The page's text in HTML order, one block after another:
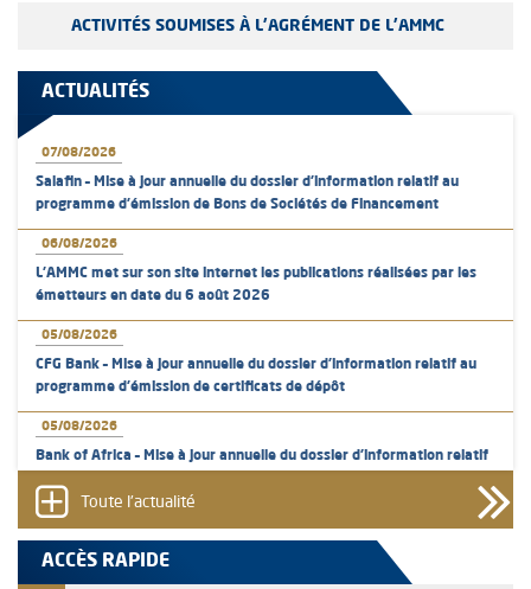
ACTIVITÉS SOUMISES À L'AGRÉMENT DE L'AMMC
ACTUALITÉS
07/08/2026
Salafin – Mise à jour annuelle du dossier d’information relatif au
programme d'émission de Bons de Sociétés de Financement
06/08/2026
L’AMMC met sur son site internet les publications réalisées par les
émetteurs en date du 6 août 2026
05/08/2026
CFG Bank – Mise à jour annuelle du dossier d’information relatif au
programme d'émission de certificats de dépôt
05/08/2026
Bank of Africa – Mise à jour annuelle du dossier d’information relatif
05/08/2026
L’AMMC met sur son site internet les publications réalisées par les
émetteurs en date du 5 août 2026
Toute l'actualité
ACCÈS RAPIDE